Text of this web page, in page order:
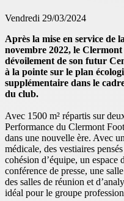
Vendredi 29/03/2024
Après la mise en service de
novembre 2022, le
dévoilement de son futur
à la pointe sur le plan
supplémentaire dans le
du club.
Avec 1500 m² répartis sur
Performance du Clermont
dans une nouvelle ère. Avec
médicale, des vestiaires
cohésion d’équipe, un espace
conférence de presse, une
des salles de réunion et
idéal pour le groupe